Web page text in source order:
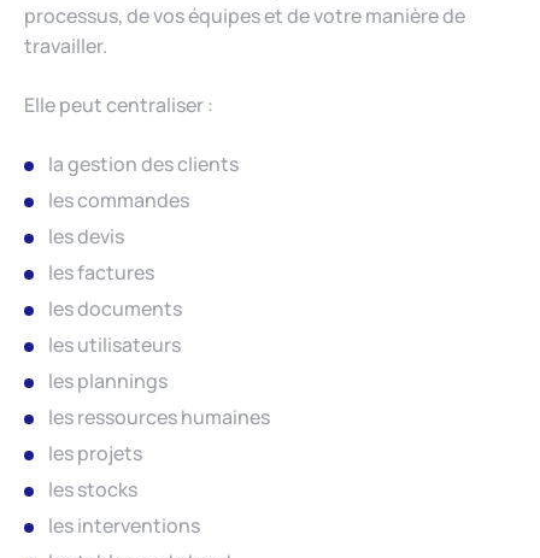
processus, de vos équipes et de votre manière de
travailler.
Elle peut centraliser :
la gestion des clients
les commandes
les devis
les factures
les documents
les utilisateurs
les plannings
les ressources humaines
les projets
les stocks
les interventions